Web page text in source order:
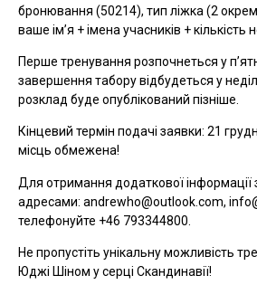
бронювання (50214), тип ліжка (2
ваше ім’я + імена учасників + кількість
Перше тренування розпочнеться у
завершення табору відбудеться у
розклад буде опублікований пізніше.
Кінцевий термін подачі заявки: 21
місць обмежена!
Для отримання додаткової інформації
адресами: andrewho@outlook.com,
телефонуйте +46 793344800.
Не пропустіть унікальну можливість
Юджі Шіном у серці Скандинавії!